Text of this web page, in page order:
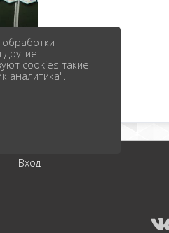
Вход
cookies такие
аналитика".